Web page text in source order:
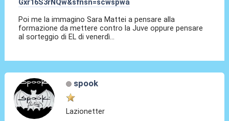
Gxr16S3rNQw&sfnsn=scwspwa
Poi me la immagino Sara Mattei a pensare alla
formazione da mettere contro la Juve oppure pensare
al sorteggio di EL di venerdì...
spook
Lazionetter